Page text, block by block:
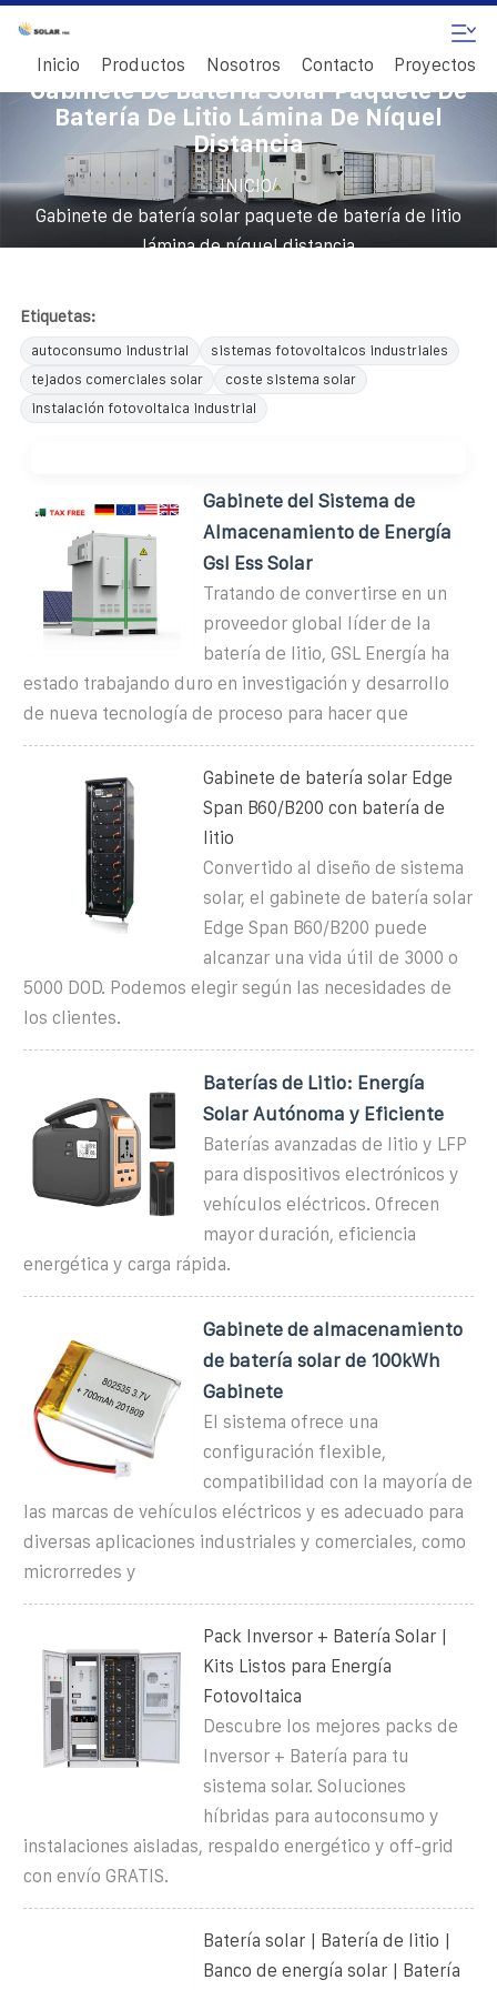
Inicio Productos Nosotros Contacto Proyectos
Gabinete De Batería Solar Paquete De
Batería De Litio Lámina De Níquel
Distancia
INICIO/
Gabinete de batería solar paquete de batería de litio
lámina de níquel distancia
Etiquetas:
autoconsumo industrial
sistemas fotovoltaicos industriales
tejados comerciales solar
coste sistema solar
instalación fotovoltaica industrial
Gabinete del Sistema de
Almacenamiento de Energía
Gsl Ess Solar
Tratando de convertirse en un
proveedor global líder de la
batería de litio, GSL Energía ha
estado trabajando duro en investigación y desarrollo
de nueva tecnología de proceso para hacer que
Gabinete de batería solar Edge
Span B60/B200 con batería de
litio
Convertido al diseño de sistema
solar, el gabinete de batería solar
Edge Span B60/B200 puede
alcanzar una vida útil de 3000 o
5000 DOD. Podemos elegir según las necesidades de
los clientes.
Baterías de Litio: Energía
Solar Autónoma y Eficiente
Baterías avanzadas de litio y LFP
para dispositivos electrónicos y
vehículos eléctricos. Ofrecen
mayor duración, eficiencia
energética y carga rápida.
Gabinete de almacenamiento
de batería solar de 100kWh
Gabinete
El sistema ofrece una
configuración flexible,
compatibilidad con la mayoría de
las marcas de vehículos eléctricos y es adecuado para
diversas aplicaciones industriales y comerciales, como
microrredes y
Pack Inversor + Batería Solar |
Kits Listos para Energía
Fotovoltaica
Descubre los mejores packs de
Inversor + Batería para tu
sistema solar. Soluciones
híbridas para autoconsumo y
instalaciones aisladas, respaldo energético y off-grid
con envío GRATIS.
Batería solar | Batería de litio |
Banco de energía solar | Batería